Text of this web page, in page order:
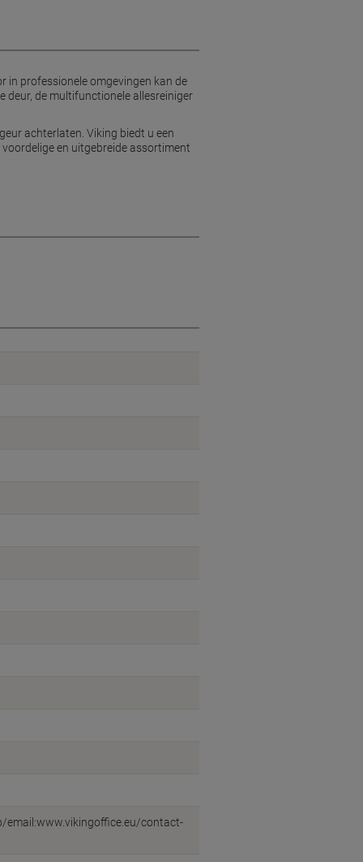
in professionele omgevingen kan de
deur, de multifunctionele allesreiniger
achterlaten. Viking biedt u een
en uitgebreide assortiment
email:www.vikingoffice.eu/contact-